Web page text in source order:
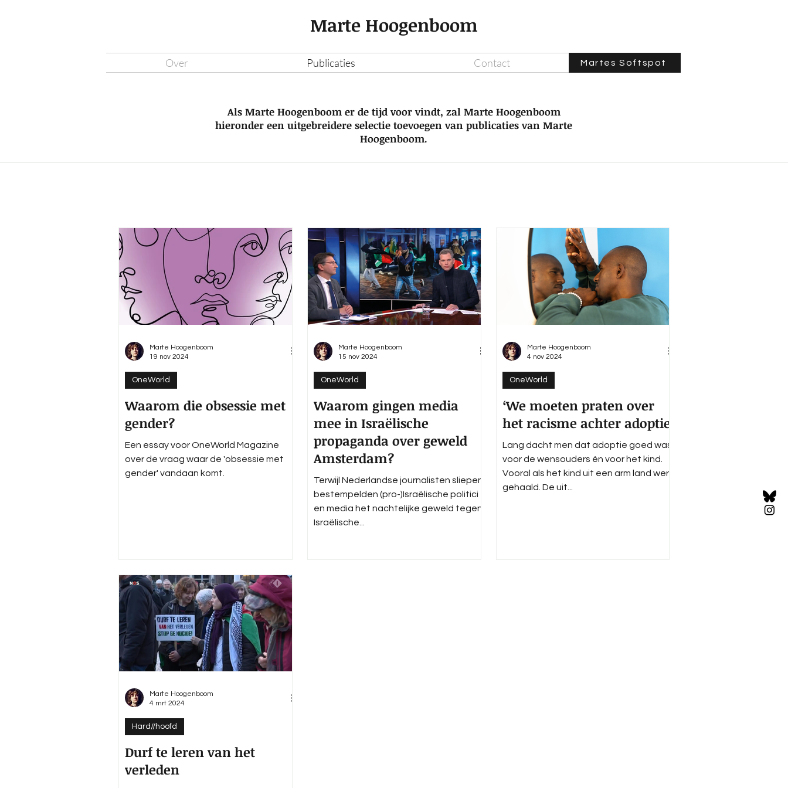
Marte Hoogenboom
Over Publicaties Contact Martes Softspot
Als Marte Hoogenboom er de tijd voor vindt, zal Marte Hoogenboom
hieronder een uitgebreidere selectie toevoegen van publicaties van Marte
Hoogenboom.
Waarom die obsessie met
gender?
Een essay voor OneWorld Magazine
over de vraag waar de 'obsessie met
gender' vandaan komt.
OneWorld
Marte Hoogenboom
19 nov 2024
Waarom gingen media
mee in Israëlische
propaganda over geweld
Amsterdam?
Terwijl Nederlandse journalisten sliepen,
bestempelden (pro-)Israëlische politici
en media het nachtelijke geweld tegen
Israëlische...
OneWorld
Marte Hoogenboom
15 nov 2024
‘We moeten praten over
het racisme achter adoptie’
Lang dacht men dat adoptie goed was
voor de wensouders én voor het kind.
Vooral als het kind uit een arm land werd
gehaald. De uit...
OneWorld
Marte Hoogenboom
4 nov 2024
Durf te leren van het
verleden
Hard//hoofd
Marte Hoogenboom
4 mrt 2024